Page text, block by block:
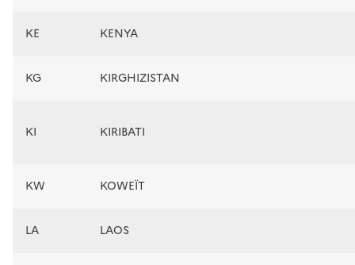
KE KENYA
KG KIRGHIZISTAN
KI KIRIBATI
KW KOWEÏT
LA LAOS